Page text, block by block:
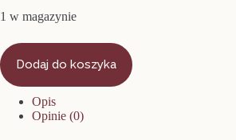
1 w magazynie
ilość
Zegar
z
plastra
dębu
„Naturalny
Dodaj do koszyka
Opis
Opinie (0)